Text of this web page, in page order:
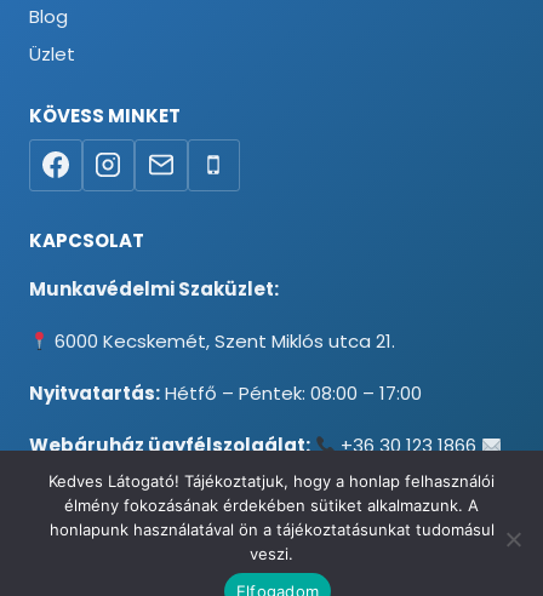
Blog
Üzlet
KÖVESS MINKET
KAPCSOLAT
Munkavédelmi Szaküzlet:
6000 Kecskemét, Szent Miklós utca 21.
Nyitvatartás:Hétfő – Péntek: 08:00 – 17:00
Webáruház ügyfélszolgálat:
+36 30 123 1866
info@testpancel.hu
© 2026 Munkavédelmi és Ruházati Webáruház - Minden jog
Kedves Látogató! Tájékoztatjuk, hogy a honlap felhasználói
élmény fokozásának érdekében sütiket alkalmazunk. A
honlapunk használatával ön a tájékoztatásunkat tudomásul
veszi.
Elfogadom